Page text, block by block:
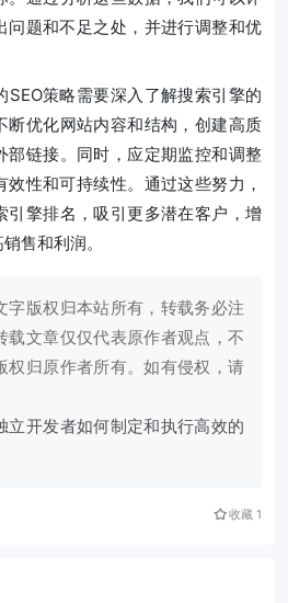
问题和不足之处，并进行调整和优
SEO策略需要深入了解搜索引擎的
断优化网站内容和结构，创建高质
部链接。同时，应定期监控和调整
效性和可持续性。通过这些努力，
引擎排名，吸引更多潜在客户，增
售和利润。
字版权归本站所有，转载务必注
载文章仅仅代表原作者观点，不
权归原作者所有。如有侵权，请
立开发者如何制定和执行高效的
收藏 1